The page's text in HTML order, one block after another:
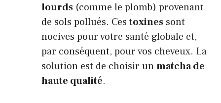
lourds (comme le plomb) provenant
de sols pollués. Cestoxines sont
nocives pour votre santé globale et,
par conséquent, pour vos cheveux. La
solution est de choisir unmatcha de
haute qualité.